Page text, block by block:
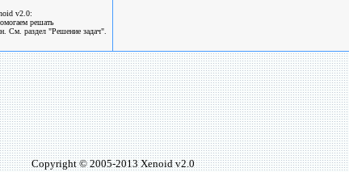
v2.0:
решать
См. раздел "Решение задач".
Copyright © 2005-2013 Xenoid v2.0